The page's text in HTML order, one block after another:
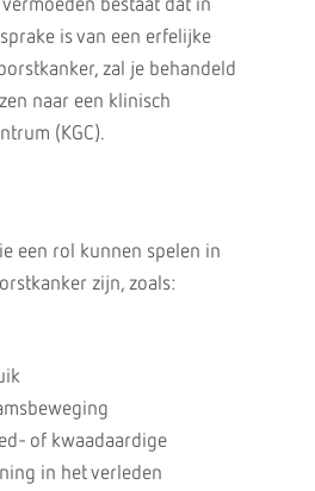
bestaat dat in
is van een erfelijke
zal je behandeld
naar een klinisch
(KGC).
een rol kunnen spelen in
zijn, zoals:
of kwaadaardige
in het verleden